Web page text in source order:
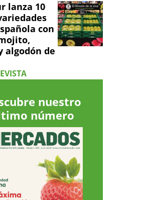
lanza 10
con
algodón de
nuestro
número